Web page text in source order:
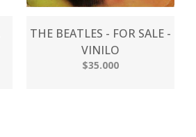
THE BEATLES - FOR SALE -
VINILO
$35.000